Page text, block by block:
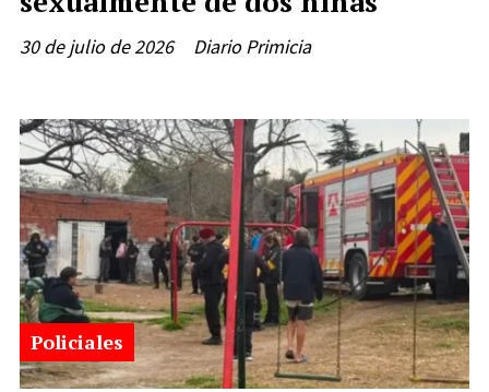
Diario Primicia
30 de julio de 2026
Policiales